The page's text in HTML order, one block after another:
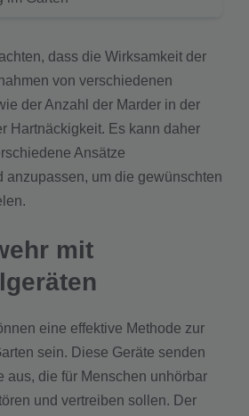
dass die Wirksamkeit der
von verschiedenen
der Anzahl der Marder in der
Hartnäckigkeit. Es kann daher
Ansätze
anzupassen, um die gewünschten
mit
eine effektive Methode zur
sein. Diese Geräte senden
aus, die für Menschen unhörbar
und vertreiben sollen. Der